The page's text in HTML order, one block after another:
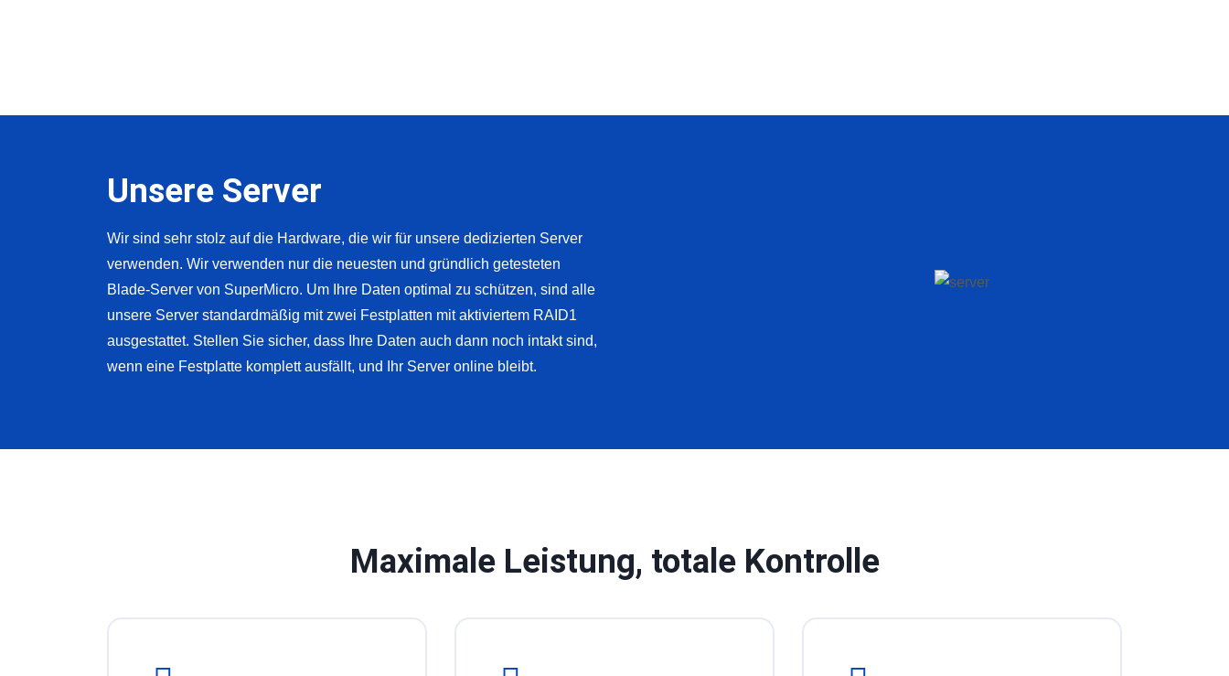
Unsere Server
Wir sind sehr stolz auf die Hardware, die wir für unsere dedizierten Server
verwenden. Wir verwenden nur die neuesten und gründlich getesteten
Blade-Server von SuperMicro. Um Ihre Daten optimal zu schützen, sind alle
unsere Server standardmäßig mit zwei Festplatten mit aktiviertem RAID1
ausgestattet. Stellen Sie sicher, dass Ihre Daten auch dann noch intakt sind,
wenn eine Festplatte komplett ausfällt, und Ihr Server online bleibt.
Maximale Leistung, totale Kontrolle